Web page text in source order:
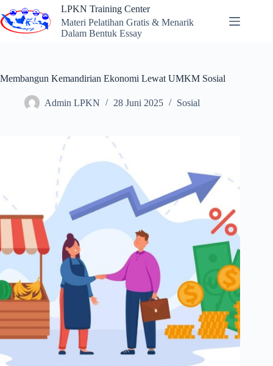
to
content
LPKN Training Center
Materi Pelatihan Gratis & Menarik
Dalam Bentuk Essay
Membangun Kemandirian Ekonomi Lewat UMKM Sosial
Admin LPKN 28 Juni 2025 Sosial